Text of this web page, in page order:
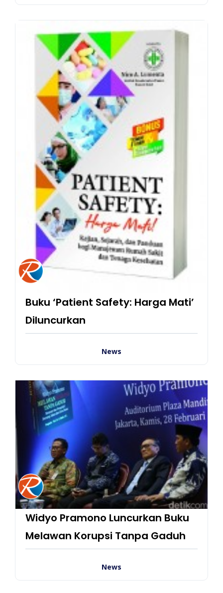
Buku ‘Patient Safety: Harga Mati’
Diluncurkan
News
Widyo Pramono Luncurkan Buku
Melawan Korupsi Tanpa Gaduh
News